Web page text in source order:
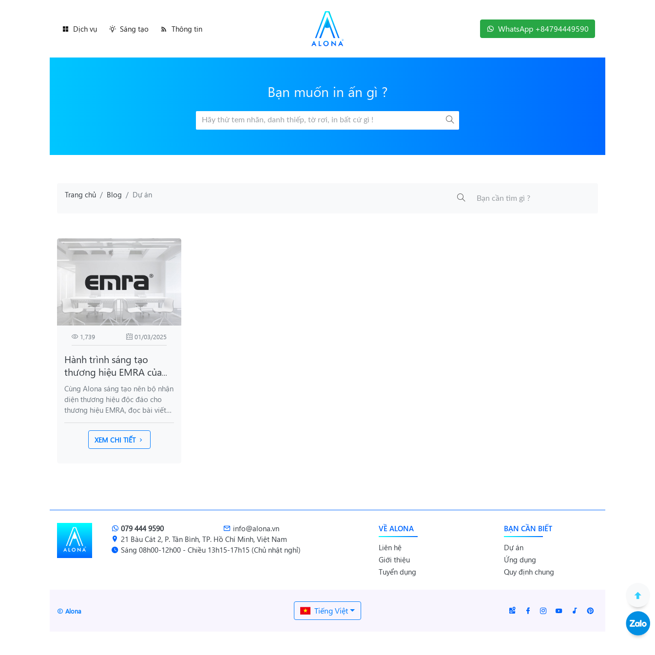
Dịch vụ Sáng tạo Thông tin WhatsApp +84794449590
Bạn muốn in ấn gì ?
Trang chủ Blog Dự án
1,739 01/03/2025
Hành trình sáng tạo
thương hiệu EMRA của
phi hành gia Alona
Cùng Alona sáng tạo nên bộ nhận
diện thương hiệu độc đáo cho
thương hiệu EMRA, đọc bài viết
dưới đây để biết thêm chi tiết
XEM CHI TIẾT
079 444 9590
info@alona.vn
21 Bàu Cát 2, P. Tân Bình, TP. Hồ Chí Minh, Việt Nam
Sáng 08h00-12h00 - Chiều 13h15-17h15 (Chủ nhật nghỉ)
VỀ ALONA
Liên hệ
Giới thiệu
Tuyển dụng
BẠN CẦN BIẾT
Dự án
Ứng dụng
Quy định chung
Alona Tiếng Việt